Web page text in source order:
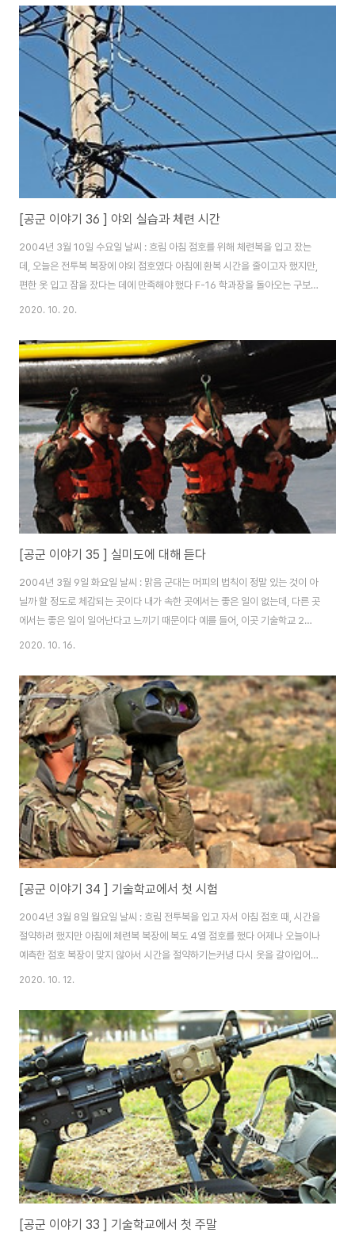
품이 나왔는데, 그냥 주는게 아니고 제품 목록 중 필요한 걸 체크하면, 그에 맞
는 제품을 준다 월급에서 차감되어 받게 되는데, 보급품이라기 보다는 B.X. 이
용이 불가능하니, 대리 구매를 요청하는 것이었다 편지지 300원, 풀 200원,
편지봉투 200원, 존슨 앤 존스 베이비 로션 3,300원 지금까지 모인 돈은 ..
[공군 이야기 36 ] 야외 실습과 체련 시간
2004년 3월 10일 수요일 날씨 : 흐림 아침 점호를 위해 체련복을 입고 잤는
데, 오늘은 전투복 복장에 야외 점호였다 아침에 환복 시간을 줄이고자 했지만,
편한 옷 입고 잠을 잤다는 데에 만족해야 했다 F-16 학과장을 돌아오는 구보인
데, 기훈단 때에 비해면 거리도 짧고 할 만했다 오늘의 사회 소식은 중부, 경북
날이 다가오는 다소 희망적인 곳이다 단점이라면, 가만히 두질 않는다는데 있
지만 그래도 뭔가 하지 않아도 시간에 따라서 그에 맞는 보상이 주어진다 월급
또한 마찬가지였다 매일 조교들 아래 복종하고, 언제 감점 표를 뺏길지 몰라하
지만 시간이 흘렀다고 월급도 나왔다 회식 카드가 나왔고, 음료수 뽑아 먹는 돈
도 환전했다 특..
2020. 10. 20.
[공군 이야기 35 ] 실미도에 대해 듣다
2004년 3월 9일 화요일 날씨 : 맑음 군대는 머피의 법칙이 정말 있는 것이 아
닐까 할 정도로 체감되는 곳이다 내가 속한 곳에서는 좋은 일이 없는데, 다른 곳
에서는 좋은 일이 일어난다고 느끼기 때문이다 예를 들어, 이곳 기술학교 2단
지는 아직도 특례 기간으로써 긴장을 늦출 수 없는데 기술학교 1단지는 자대 분
며 발맞추게 하며 걷는다고 한다 이등병의 입장에서 자대는 좋은 곳이 아니지
만, 기술학교에서 받는 통제에서 벗어났다는 의미로 사용되는 듯 했다 자대 가
면, 이보다 더 눈물 나는 이등병 생활을 겪을 것이라는 생각이 없던 교육생의 입
장에서 사용되었던 말이다 기술학교 생활을 1주 이상 하다 보니, 식사 시간에
교육생들을 기다리기 지..
2020. 10. 16.
[공군 이야기 34 ] 기술학교에서 첫 시험
2004년 3월 8일 월요일 날씨 : 흐림 전투복을 입고 자서 아침 점호 때, 시간을
절약하려 했지만 아침에 체련복 복장에 복도 4열 점호를 했다 어제나 오늘이나
예측한 점호 복장이 맞지 않아서 시간을 절약하기는커녕 다시 옷을 갈아입어야
하는 번거로움만 생겼다 규칙적인 생활을 하면 할수록 몸이 건강 해 져야 하는
도 있겠지만, 감기약을 늘 상비해야 했다 애초에 군대에 있지 않았다면, 감기에
걸리지 않았을지 모른다는 생각을 하게 만드는 하루다 기술학교의 3월은 대학
과 같은 면이 있었다 수업을 받고, 복습을 하고, 시험을 본다는 것이 같았고, 그
나머지는 다 달랐다 살짝 얼어있는 물처럼 기술학교 생활은 긴장의 연속이었다
1주 동안..
2020. 10. 12.
[공군 이야기 33 ] 기술학교에서 첫 주말